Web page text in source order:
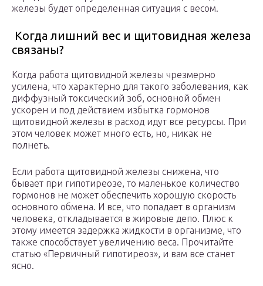
железы будет определенная ситуация с весом.
Когда лишний вес и щитовидная железа
связаны?
Когда работа щитовидной железы чрезмерно
усилена, что характерно для такого заболевания, как
диффузный токсический зоб, основной обмен
ускорен и под действием избытка гормонов
щитовидной железы в расход идут все ресурсы. При
этом человек может много есть, но, никак не
полнеть.
Если работа щитовидной железы снижена, что
бывает при гипотиреозе, то маленькое количество
гормонов не может обеспечить хорошую скорость
основного обмена. И все, что попадает в организм
человека, откладывается в жировые депо. Плюс к
этому имеется задержка жидкости в организме, что
также способствует увеличению веса. Прочитайте
статью «Первичный гипотиреоз», и вам все станет
ясно.